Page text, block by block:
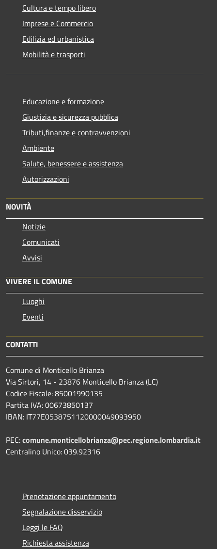
Cultura e tempo libero
Imprese e Commercio
Edilizia ed urbanistica
Mobilità e trasporti
Educazione e formazione
Giustizia e sicurezza pubblica
Tributi,finanze e contravvenzioni
Ambiente
Salute, benessere e assistenza
Autorizzazioni
NOVITÀ
Notizie
Comunicati
Avvisi
VIVERE IL COMUNE
Luoghi
Eventi
CONTATTI
Comune di Monticello Brianza
Via Sirtori, 14 - 23876 Monticello Brianza (LC)
Codice Fiscale: 85001990135
Partita IVA: 00673850137
IBAN: IT77E0538751120000049093950
PEC:comune.monticellobrianza@pec.regione.lombardia.it
Centralino Unico: 039.92316
Prenotazione appuntamento
Segnalazione disservizio
Leggi le FAQ
Richiesta assistenza